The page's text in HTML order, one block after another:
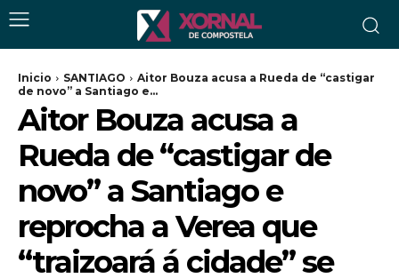
Inicio SANTIAGO
Aitor Bouza acusa a Rueda de “castigar
de novo” a Santiago e...
Aitor Bouza acusa a
Rueda de “castigar de
novo” a Santiago e
reprocha a Verea que
“traizoará á cidade” se